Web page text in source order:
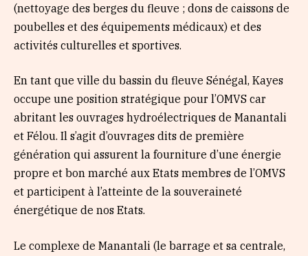
(nettoyage des berges du fleuve ; dons de caissons de
poubelles et des équipements médicaux) et des
activités culturelles et sportives.
En tant que ville du bassin du fleuve Sénégal, Kayes
occupe une position stratégique pour l’OMVS car
abritant les ouvrages hydroélectriques de Manantali
et Félou. Il s’agit d’ouvrages dits de première
génération qui assurent la fourniture d’une énergie
propre et bon marché aux Etats membres de l’OMVS
et participent à l’atteinte de la souveraineté
énergétique de nos Etats.
Le complexe de Manantali (le barrage et sa centrale,